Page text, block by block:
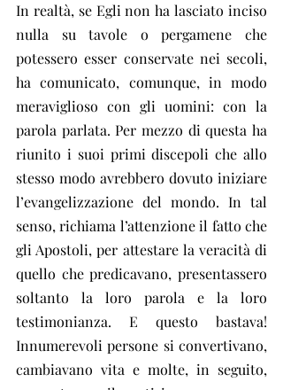
In realtà, se Egli non ha lasciato inciso
nulla su tavole o pergamene che
potessero esser conservate nei secoli,
ha comunicato, comunque, in modo
meraviglioso con gli uomini: con la
parola parlata. Per mezzo di questa ha
riunito i suoi primi discepoli che allo
stesso modo avrebbero dovuto iniziare
l’evangelizzazione del mondo. In tal
senso, richiama l’attenzione il fatto che
gli Apostoli, per attestare la veracità di
quello che predicavano, presentassero
soltanto la loro parola e la loro
testimonianza. E questo bastava!
Innumerevoli persone si convertivano,
cambiavano vita e molte, in seguito,